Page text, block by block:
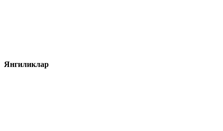
Янгиликлар